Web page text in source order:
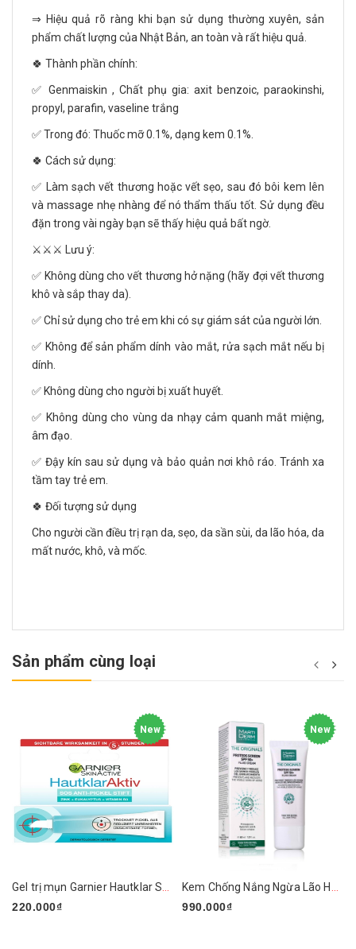
⇒ Hiệu quả rõ ràng khi bạn sử dụng thường xuyên, sản
phẩm chất lượng của Nhật Bản, an toàn và rất hiệu quả.
🍀 Thành phần chính:
✅ Genmaiskin , Chất phụ gia: axit benzoic, paraokinshi,
propyl, parafin, vaseline trắng
✅ Trong đó: Thuốc mỡ 0.1%, dạng kem 0.1%.
🍀 Cách sử dụng:
✅ Làm sạch vết thương hoặc vết sẹo, sau đó bôi kem lên
và massage nhẹ nhàng để nó thẩm thấu tốt. Sử dụng đều
đặn trong vài ngày bạn sẽ thấy hiệu quả bất ngờ.
⚔️⚔️⚔️ Lưu ý:
✅ Không dùng cho vết thương hở nặng (hãy đợi vết thương
khô và sắp thay da).
✅ Chỉ sử dụng cho trẻ em khi có sự giám sát của người lớn.
✅ Không để sản phẩm dính vào mắt, rửa sạch mắt nếu bị
dính.
✅ Không dùng cho người bị xuất huyết.
✅ Không dùng cho vùng da nhạy cảm quanh mắt miệng,
âm đạo.
✅ Đậy kín sau sử dụng và bảo quản nơi khô ráo. Tránh xa
tầm tay trẻ em.
🍀 Đối tượng sử dụng
Cho người cần điều trị rạn da, sẹo, da sần sùi, da lão hóa, da
mất nước, khô, và mốc.
Sản phẩm cùng loại
New
220.000₫
New
990.000₫